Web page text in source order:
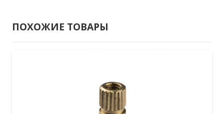
для
ПОХОЖИЕ ТОВАРЫ